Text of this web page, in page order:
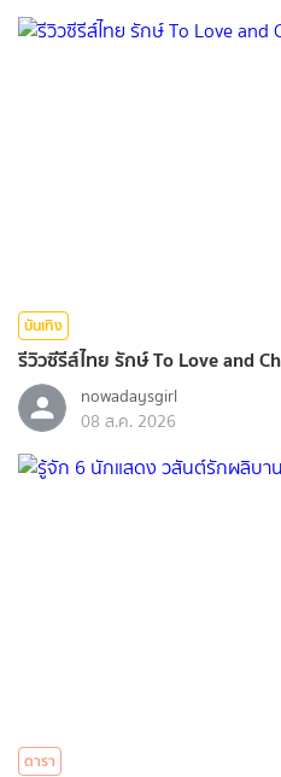
บันเทิง
รีวิวซีรีส์ไทย รักษ์ To Love and
nowadaysgirl
08 ส.ค. 2026
ดารา